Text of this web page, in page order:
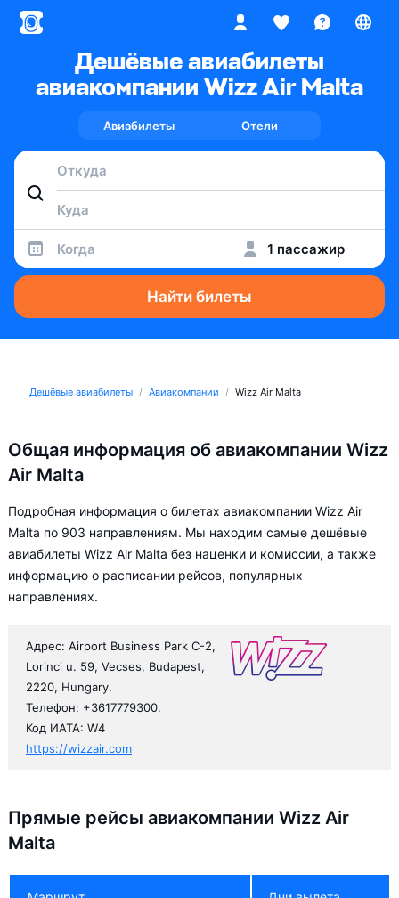
Дешёвые авиабилеты
авиакомпании Wizz Air Malta
Авиабилеты Отели
Когда 1 пассажир
Найти билеты
Дешёвые авиабилеты Авиакомпании Wizz Air Malta
Общая информация об авиакомпании Wizz
Air Malta
Подробная информация о билетах авиакомпании Wizz Air
Malta по 903 направлениям. Мы находим самые дешёвые
авиабилеты Wizz Air Malta без наценки и комиссии, а также
информацию о расписании рейсов, популярных
направлениях.
Адрес: Airport Business Park C-2,
Lorinci u. 59, Vecses, Budapest,
2220, Hungary.
Телефон: +3617779300.
Код ИАТА: W4
https://wizzair.com
Прямые рейсы авиакомпании Wizz Air
Malta